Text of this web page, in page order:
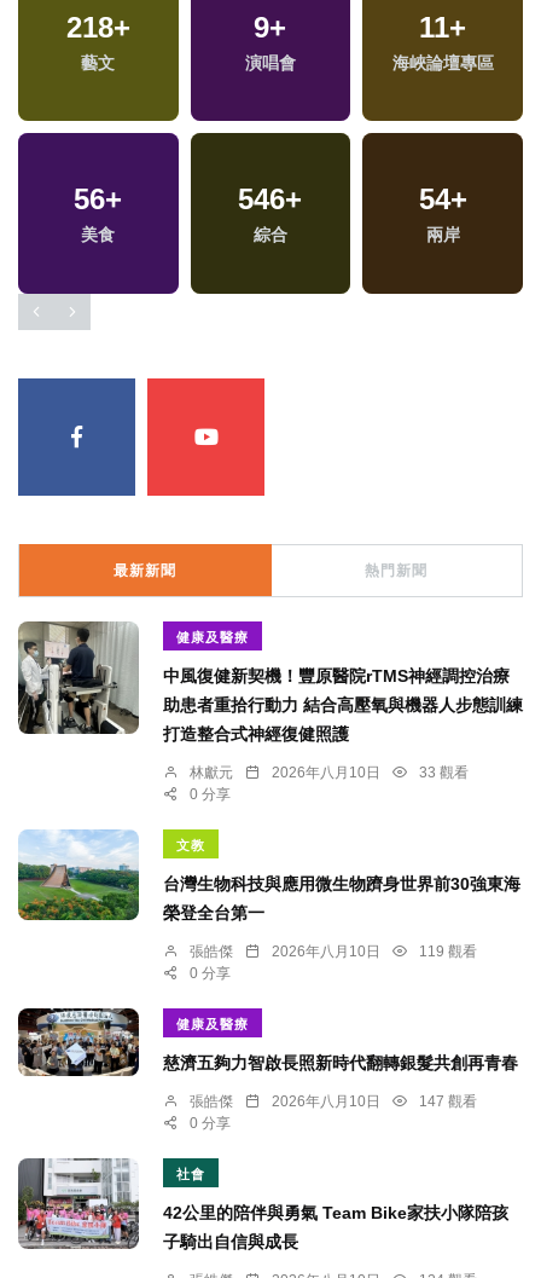
218+
藝文
9+
演唱會
11+
海峽論壇專區
56+
美食
546+
綜合
54+
兩岸
最新新聞 熱門新聞
健康及醫療
中風復健新契機！豐原醫院rTMS神經調控治療
助患者重拾行動力 結合高壓氧與機器人步態訓練
打造整合式神經復健照護
林獻元 2026年八月10日
33 觀看
0 分享
文教
台灣生物科技與應用微生物躋身世界前30強東海
榮登全台第一
張皓傑 2026年八月10日
119 觀看
0 分享
健康及醫療
慈濟五夠力智啟長照新時代翻轉銀髮共創再青春
張皓傑 2026年八月10日
147 觀看
0 分享
社會
42公里的陪伴與勇氣 Team Bike家扶小隊陪孩
子騎出自信與成長